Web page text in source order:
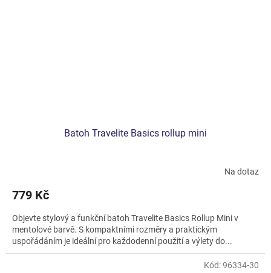
Batoh Travelite Basics rollup mini
Na dotaz
779 Kč
Objevte stylový a funkční batoh Travelite Basics Rollup Mini v
mentolové barvě. S kompaktními rozměry a praktickým
uspořádáním je ideální pro každodenní použití a výlety do...
Kód:96334-30